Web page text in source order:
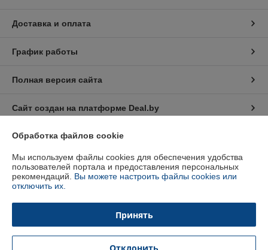
Доставка и оплата
График работы
Полная версия сайта
Сайт создан на платформе Deal.by
Юридическое лицо:ЧТУП "Промэлектрон-импорт"
223216 Минская обл., Червенский р-н, д. Лисицы, ул. Центральная, д.11
комитет
Обработка файлов cookie
Мы используем файлы cookies для обеспечения удобства
пользователей портала и предоставления персональных
рекомендаций. Вы можете настроить файлы cookies или
отключить их.
Принять
Отклонить